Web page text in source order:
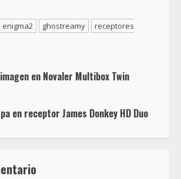
enigma2 ghostreamy
receptores
en Novaler Multibox Twin
en receptor James Donkey HD Duo